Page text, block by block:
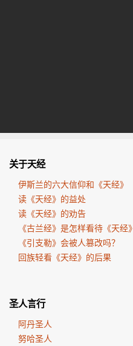
关于天经
伊斯兰的六大信仰和《天经》
读《天经》的益处
读《天经》的劝告
《古兰经》是怎样看待《天经》
《引支勒》会被人篡改吗？
回族轻看《天经》的后果
圣人言行
阿丹圣人
努哈圣人